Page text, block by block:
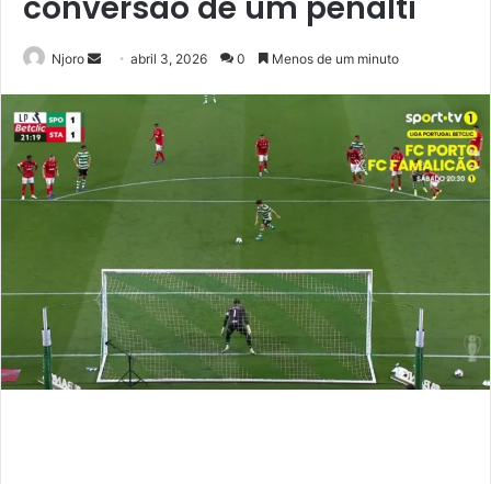
Njoro
Mandeabril 3, 2026 0 Menos de um minuto